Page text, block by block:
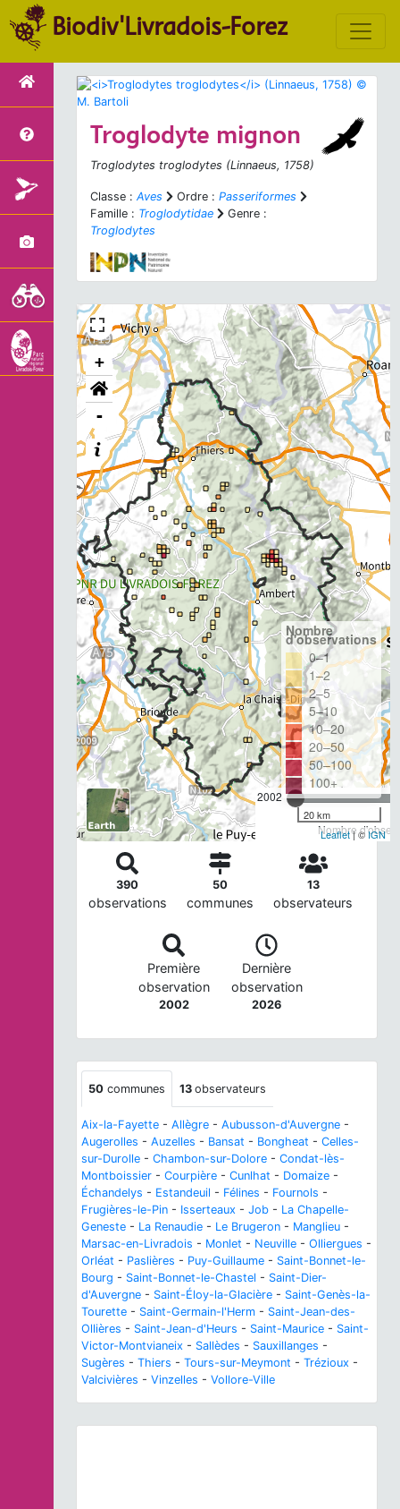
Biodiv'Livradois-Forez
Troglodyte mignon
Troglodytes troglodytes (Linnaeus, 1758)
Classe : Aves Ordre : Passeriformes
Famille : Troglodytidae
Genre :
Troglodytes
+
-
2002
Nombre
Nombre
d'observations
0–1
1–2
2–5
5–10
10–20
20–50
50–100
100+
20 km
Leaflet| ©IGN
390
observations
50
communes
13
observateurs
Première
observation
2002
Dernière
observation
2026
50 communes 13 observateurs
Aix-la-Fayette - Allègre - Aubusson-d'Auvergne -
Augerolles - Auzelles - Bansat - Bongheat - Celles-
sur-Durolle - Chambon-sur-Dolore - Condat-lès-
Montboissier - Courpière - Cunlhat - Domaize -
Échandelys - Estandeuil - Félines - Fournols -
Frugières-le-Pin - Isserteaux - Job - La Chapelle-
Geneste - La Renaudie - Le Brugeron - Manglieu -
Marsac-en-Livradois - Monlet - Neuville - Olliergues -
Orléat - Paslières - Puy-Guillaume - Saint-Bonnet-le-
Bourg - Saint-Bonnet-le-Chastel - Saint-Dier-
d'Auvergne - Saint-Éloy-la-Glacière - Saint-Genès-la-
Tourette - Saint-Germain-l'Herm - Saint-Jean-des-
Ollières - Saint-Jean-d'Heurs - Saint-Maurice - Saint-
Victor-Montvianeix - Sallèdes - Sauxillanges -
Sugères - Thiers - Tours-sur-Meymont - Trézioux -
Valcivières - Vinzelles - Vollore-Ville